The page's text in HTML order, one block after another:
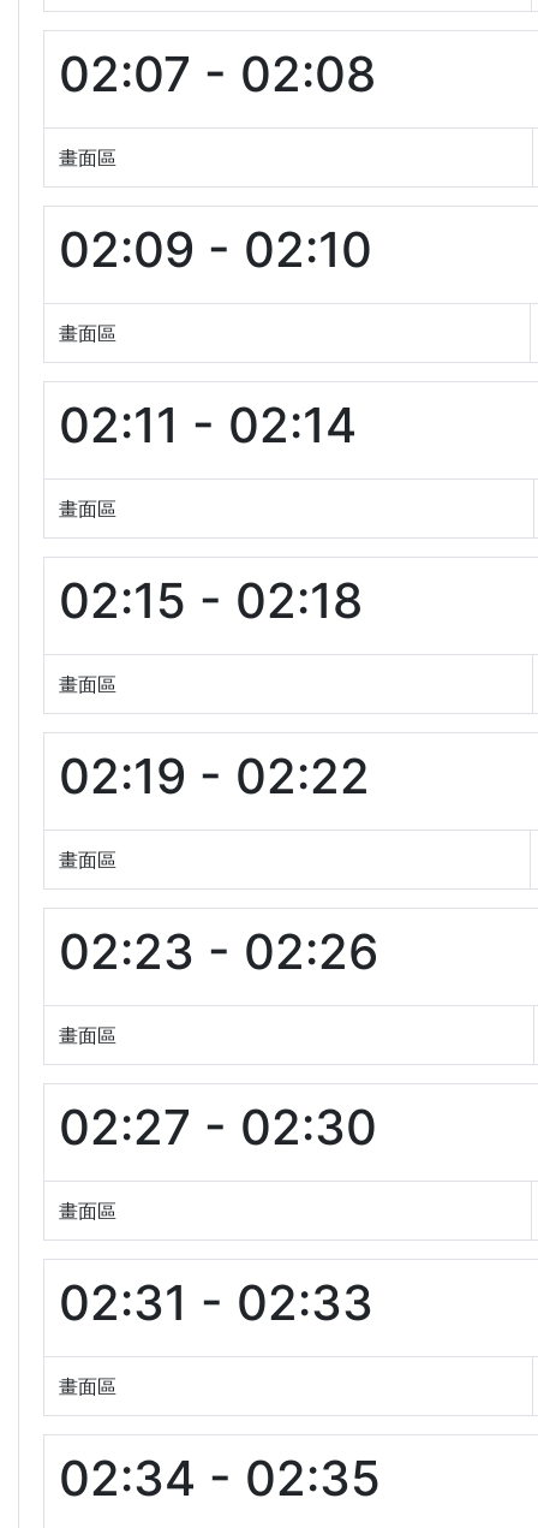
02:07 - 02:08
畫面區
02:09 - 02:10
畫面區
02:11 - 02:14
畫面區
02:15 - 02:18
畫面區
02:19 - 02:22
畫面區
02:23 - 02:26
畫面區
02:27 - 02:30
畫面區
02:31 - 02:33
畫面區
02:34 - 02:35